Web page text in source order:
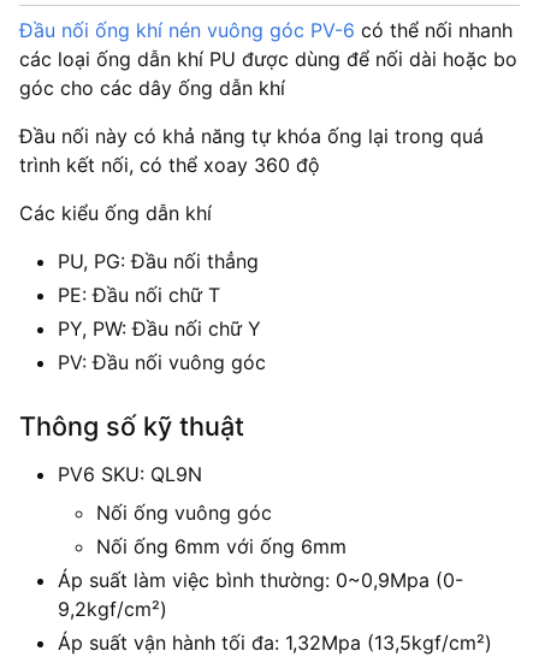
Đầu nối ống khí nén vuông góc PV-6 có thể nối nhanh
các loại ống dẫn khí PU được dùng để nối dài hoặc bo
góc cho các dây ống dẫn khí
Đầu nối này có khả năng tự khóa ống lại trong quá
trình kết nối, có thể xoay 360 độ
Các kiểu ống dẫn khí
PU, PG: Đầu nối thẳng
PE: Đầu nối chữ T
PY, PW: Đầu nối chữ Y
PV: Đầu nối vuông góc
Thông số kỹ thuật
PV6 SKU: QL9N
Nối ống vuông góc
Nối ống 6mm với ống 6mm
Áp suất làm việc bình thường: 0~0,9Mpa (0-
9,2kgf/cm²)
Áp suất vận hành tối đa: 1,32Mpa (13,5kgf/cm²)